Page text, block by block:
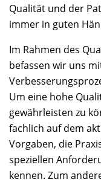
Qualität und der
immer in guten
Im Rahmen des
befassen wir uns
Um eine hohe
gewährleisten zu
fachlich auf dem
Vorgaben, die
speziellen
kennen. Zum